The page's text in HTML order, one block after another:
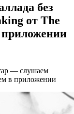
без
от The
приложении